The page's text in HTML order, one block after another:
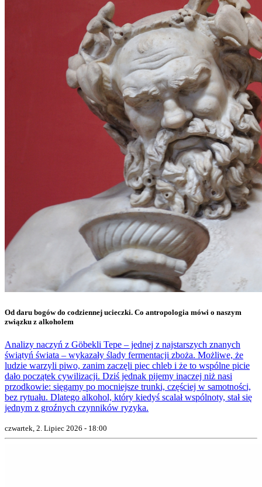
Od daru bogów do codziennej ucieczki. Co antropologia mówi o naszym
związku z alkoholem
Analizy naczyń z Göbekli Tepe – jednej z najstarszych znanych
świątyń świata – wykazały ślady fermentacji zboża. Możliwe, że
ludzie warzyli piwo, zanim zaczęli piec chleb i że to wspólne picie
dało początek cywilizacji. Dziś jednak pijemy inaczej niż nasi
przodkowie: sięgamy po mocniejsze trunki, częściej w samotności,
bez rytuału. Dlatego alkohol, który kiedyś scalał wspólnoty, stał się
jednym z groźnych czynników ryzyka.
czwartek, 2. Lipiec 2026 - 18:00